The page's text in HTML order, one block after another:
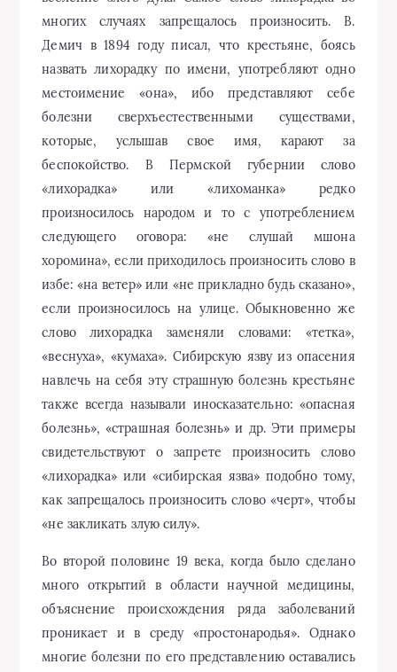
многих случаях запрещалось произносить. В.
Демич в 1894 году писал, что крестьяне, боясь
назвать лихорадку по имени, употребляют одно
местоимение «она», ибо представляют себе
болезни сверхъестественными существами,
которые, услышав свое имя, карают за
беспокойство. В Пермской губернии слово
«лихорадка» или «лихоманка» редко
произносилось народом и то с употреблением
следующего оговора: «не слушай мшона
хоромина», если приходилось произносить слово в
избе: «на ветер» или «не прикладно будь сказано»,
если произносилось на улице. Обыкновенно же
слово лихорадка заменяли словами: «тетка»,
«веснуха», «кумаха». Сибирскую язву из опасения
навлечь на себя эту страшную болезнь крестьяне
также всегда называли иносказательно: «опасная
болезнь», «страшная болезнь» и др. Эти примеры
свидетельствуют о запрете произносить слово
«лихорадка» или «сибирская язва» подобно тому,
как запрещалось произносить слово «черт», чтобы
«не закликать злую силу».
Во второй половине 19 века, когда было сделано
много открытий в области научной медицины,
объяснение происхождения ряда заболеваний
проникает и в среду «простонародья». Однако
многие болезни по его представлению оставались